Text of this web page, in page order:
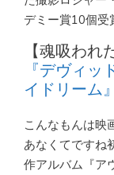
デミー賞10個受
【魂吸われ
『デヴィ
イドリーム』
こんなもんは映
あなくてですね
作アルバム『ア